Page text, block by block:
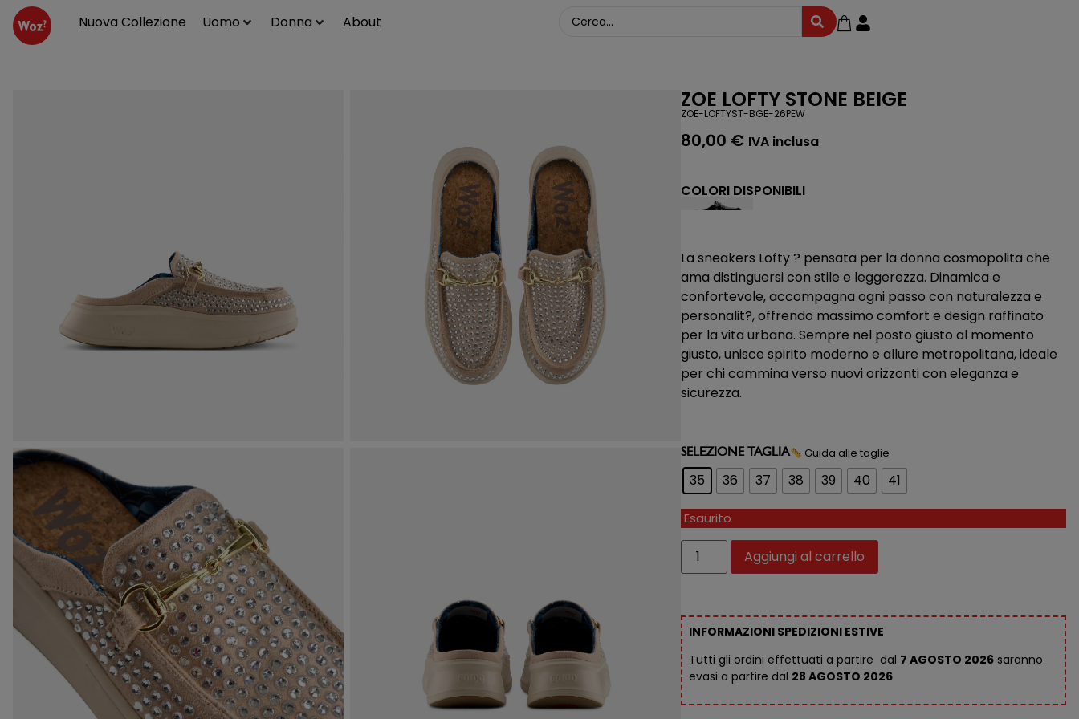
Nuova Collezione Uomo Donna About
ZOE LOFTY STONE BEIGE
ZOE-LOFTYST-BGE-26PEW
80,00 € IVA inclusa
COLORI DISPONIBILI
La sneakers Lofty ? pensata per la donna cosmopolita che
ama distinguersi con stile e leggerezza. Dinamica e
confortevole, accompagna ogni passo con naturalezza e
personalit?, offrendo massimo comfort e design raffinato
per la vita urbana. Sempre nel posto giusto al momento
giusto, unisce spirito moderno e allure metropolitana, ideale
per chi cammina verso nuovi orizzonti con eleganza e
sicurezza.
SELEZIONE TAGLIA Guida alle taglie
35 36 37 38 39 40 41
Esaurito
Aggiungi al carrello
INFORMAZIONI SPEDIZIONI ESTIVE
Tutti gli ordini effettuati a partire dal 7 AGOSTO 2026 saranno
evasi a partire dal 28 AGOSTO 2026